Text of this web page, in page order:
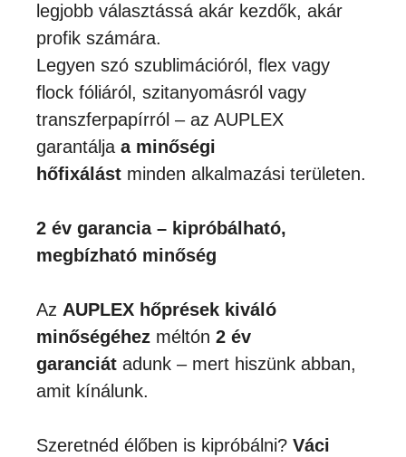
legjobb választássá akár kezdők, akár
profik számára.
Legyen szó szublimációról, flex vagy
flock fóliáról, szitanyomásról vagy
transzferpapírról – az AUPLEX
garantálja a minőségi
hőfixálást minden alkalmazási területen.
2 év garancia – kipróbálható,
megbízható minőség
Az AUPLEX hőprések kiváló
minőségéhez méltón 2 év
garanciát adunk – mert hiszünk abban,
amit kínálunk.
Szeretnéd élőben is kipróbálni? Váci